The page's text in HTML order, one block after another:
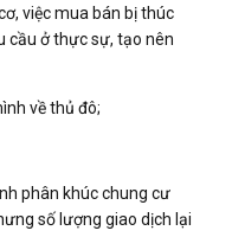
việc mua bán bị thúc
cầu ở thực sự, tạo nên
về thủ đô;
phân khúc chung cư
số lượng giao dịch lại